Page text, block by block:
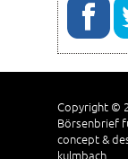
Copyright ©
Börsenbrief
concept &
kulmbach